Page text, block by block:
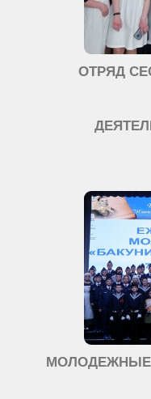
ОТРЯД
МОЛОДЕЖНЫЕ